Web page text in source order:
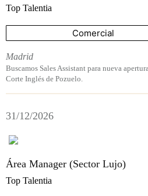
Top Talentia
Comercial
Madrid
Buscamos Sales Assistant para nueva
Corte Inglés de Pozuelo.
31/12/2026
Área Manager (Sector Lujo)
Top Talentia